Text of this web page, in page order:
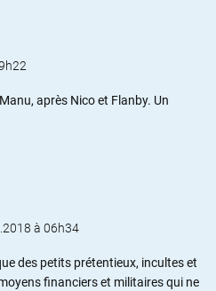
après Nico et Flanby. Un
à 06h34
des petits prétentieux, incultes et
financiers et militaires qui ne